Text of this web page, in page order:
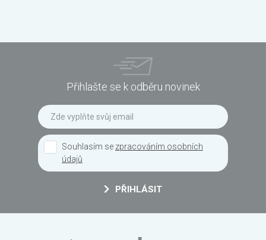
Přihlašte se k odběru novinek
Souhlasím se zpracováním osobních
údajů
PŘIHLÁSIT